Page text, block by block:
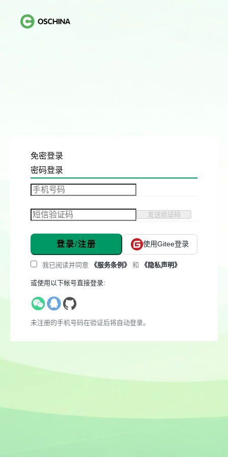
免密登录
密码登录
发送验证码
登录/注册 使用Gitee登录
我已阅读并同意 《服务条例》 和 《隐私声明》
或使用以下帐号直接登录:
未注册的手机号码在验证后将自动登录。